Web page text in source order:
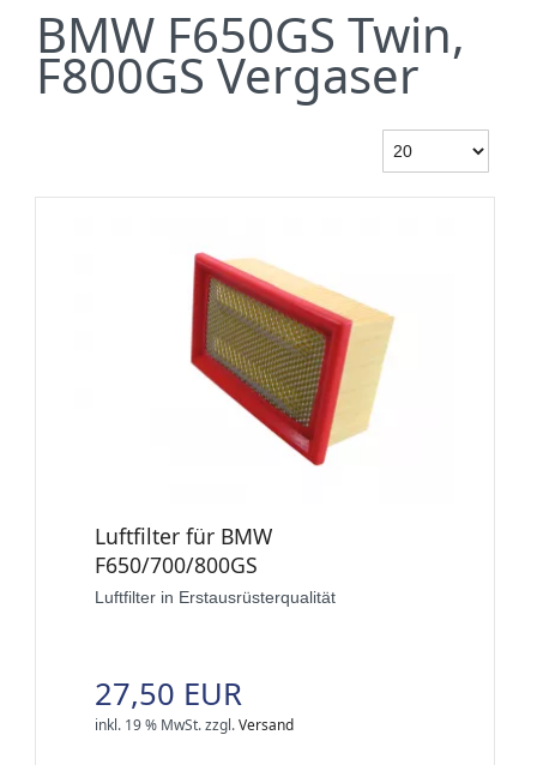
BMW F650GS Twin,
F800GS Vergaser
Luftfilter für BMW
F650/700/800GS
Luftfilter in Erstausrüsterqualität
27,50 EUR
inkl. 19 % MwSt.zzgl.Versand